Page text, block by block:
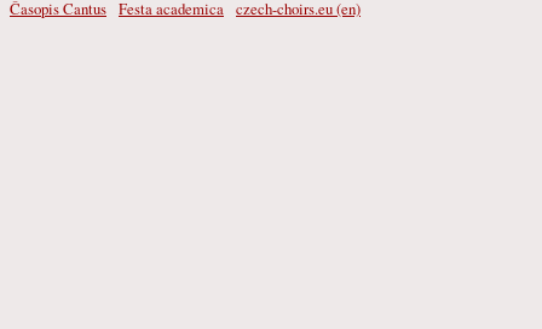
Časopis Cantus Festa academica czech-choirs.eu (en)